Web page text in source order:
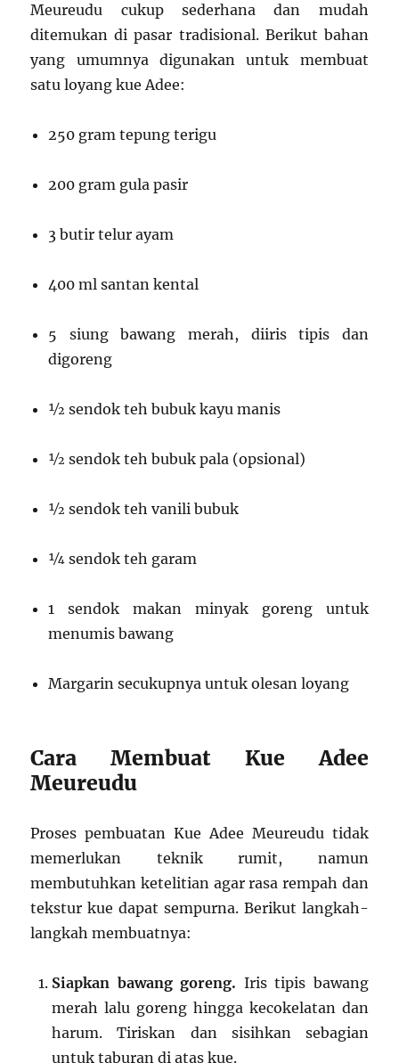
Meureudu cukup sederhana dan mudah
ditemukan di pasar tradisional. Berikut bahan
yang umumnya digunakan untuk membuat
satu loyang kue Adee:
250 gram tepung terigu
200 gram gula pasir
3 butir telur ayam
400 ml santan kental
5 siung bawang merah, diiris tipis dan
digoreng
½ sendok teh bubuk kayu manis
½ sendok teh bubuk pala (opsional)
½ sendok teh vanili bubuk
¼ sendok teh garam
1 sendok makan minyak goreng untuk
menumis bawang
Margarin secukupnya untuk olesan loyang
Cara Membuat Kue Adee
Meureudu
Proses pembuatan Kue Adee Meureudu tidak
memerlukan teknik rumit, namun
membutuhkan ketelitian agar rasa rempah dan
tekstur kue dapat sempurna. Berikut langkah-
langkah membuatnya:
Siapkan bawang goreng. Iris tipis bawang
merah lalu goreng hingga kecokelatan dan
harum. Tiriskan dan sisihkan sebagian
untuk taburan di atas kue.